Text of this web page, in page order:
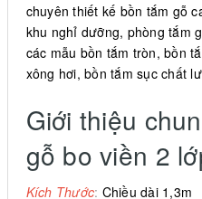
chuyên thiết kế bồn tắm gỗ
khu nghỉ dưỡng, phòng tắm
các mẫu bồn tắm tròn, bồn
xông hơi, bồn tắm sục chất
Giới thiệu
gỗ bo viền 2
Kích Thước: Chiều dài 1,3m